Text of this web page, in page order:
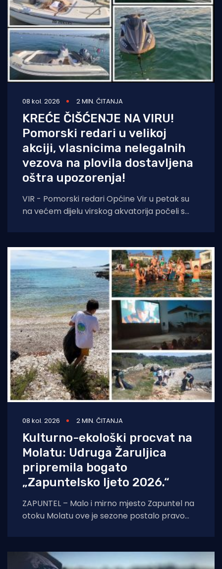
08 kol. 2026 2 MIN. ČITANJA
KREĆE ČIŠĆENJE NA VIRU!
Pomorski redari u velikoj
akciji, vlasnicima nelegalnih
vezova na plovila dostavljena
oštra upozorenja!
VIR - Pomorski redari Općine Vir u petak su
na većem dijelu virskog akvatorija počeli s
08 kol. 2026 2 MIN. ČITANJA
Kulturno-ekološki procvat na
Molatu: Udruga Žaruljica
pripremila bogato
„Zapuntelsko ljeto 2026.“
ZAPUNTEL – Malo i mirno mjesto Zapuntel na
otoku Molatu ove je sezone postalo pravo